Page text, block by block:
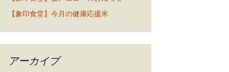
【象印食堂】今月の健康応援米
アーカイブ